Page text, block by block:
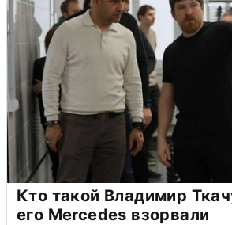
Кто такой Владимир
его Mercedes взорвали